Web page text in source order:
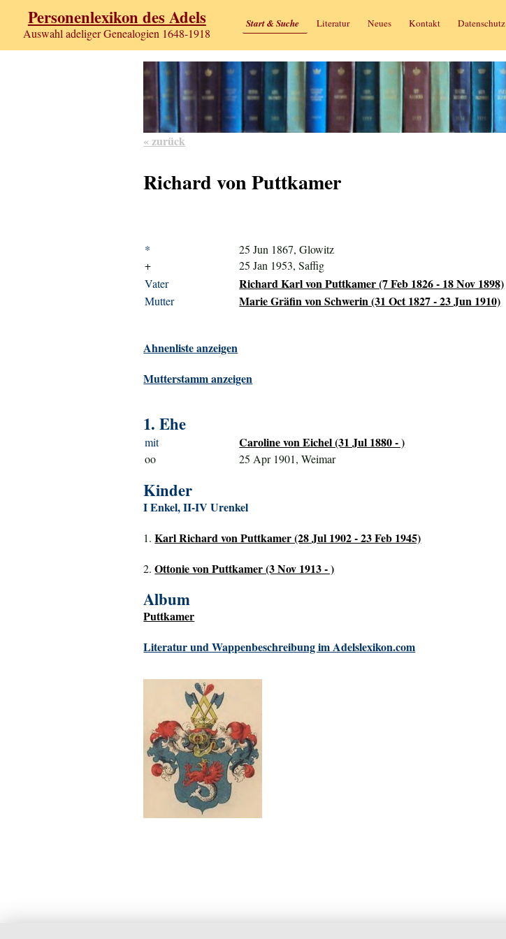
Personenlexikon des Adels
Auswahl adeliger Genealogien 1648-1918
Start & Suche Literatur Neues Kontakt Datenschutz
« zurück
Richard von Puttkamer
*
25 Jun 1867, Glowitz
+
25 Jan 1953, Saffig
Vater
Richard Karl von Puttkamer (7 Feb 1826 - 18 Nov 1898)
Mutter Marie Gräfin von Schwerin (31 Oct 1827 - 23 Jun 1910)
Ahnenliste anzeigen
Mutterstamm anzeigen
1. Ehe
mit Caroline von Eichel (31 Jul 1880 - )
oo 25 Apr 1901, Weimar
Kinder
I Enkel, II-IV Urenkel
1.Karl Richard von Puttkamer (28 Jul 1902 - 23 Feb 1945)
2.Ottonie von Puttkamer (3 Nov 1913 - )
Album
Puttkamer
Literatur und Wappenbeschreibung im Adelslexikon.com